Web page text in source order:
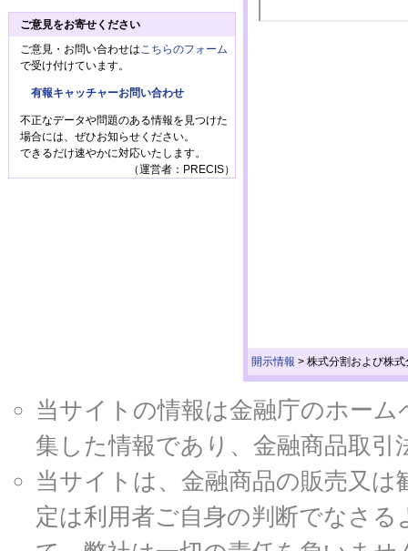
開示情報 > 株式分割および株
ご意見をお寄せください
ご意見・お問い合わせは こちらのフォーム
で受け付けています。
有報キャッチャーお問い合わせ
不正なデータや問題のある情報を見つけた
場合には、ぜひお知らせください。
できるだけ速やかに対応いたします。
（運営者：PRECIS）
当サイトの情報は金融庁のホー
集した情報であり、金融商品取
当サイトは、金融商品の販売又
定は利用者ご自身の判断でなさ